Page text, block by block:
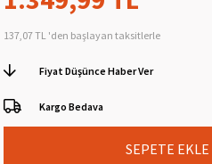
137,07 TL 'den başlayan taksitlerle
Fiyat Düşünce Haber Ver
Kargo Bedava